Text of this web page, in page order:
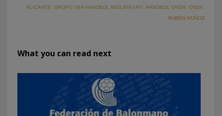
ALICANTE, GRUPO USA HANDBOL MISLATA UPV, HANDBOL ONDA, ONDA,
RUBÉN MUÑOZ
What you can read next